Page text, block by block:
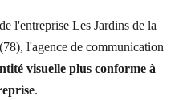
l'entreprise Les Jardins de la
l'agence de communication
visuelle plus conforme à
.